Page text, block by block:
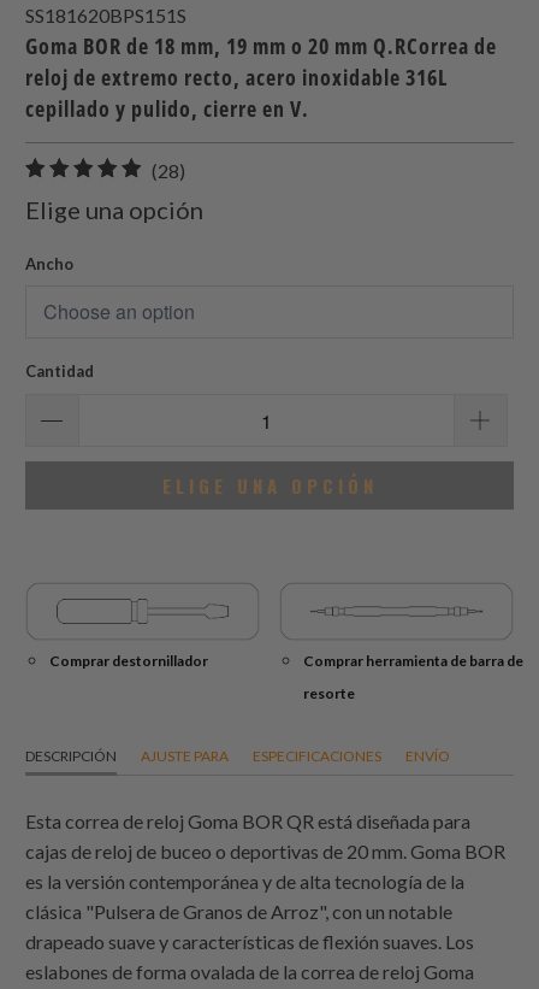
SS181620BPS151S
Goma BOR de 18 mm, 19 mm o 20 mm Q.RCorrea de
reloj de extremo recto, acero inoxidable 316L
cepillado y pulido, cierre en V.
(28)
total
Elige una opción
Ancho
Cantidad
ELIGE UNA OPCIÓN
Comprar destornillador
Comprar herramienta de barra de
resorte
DESCRIPCIÓN AJUSTE PARA ESPECIFICACIONES ENVÍO
Esta correa de reloj Goma BOR QR está diseñada para
cajas de reloj de buceo o deportivas de 20 mm. Goma BOR
es la versión contemporánea y de alta tecnología de la
clásica "Pulsera de Granos de Arroz", con un notable
drapeado suave y características de flexión suaves. Los
eslabones de forma ovalada de la correa de reloj Goma